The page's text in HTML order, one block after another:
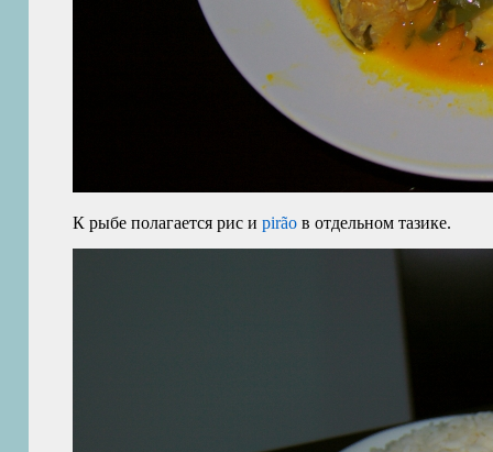
К рыбе полагается рис иpirão в отдельном тазике.